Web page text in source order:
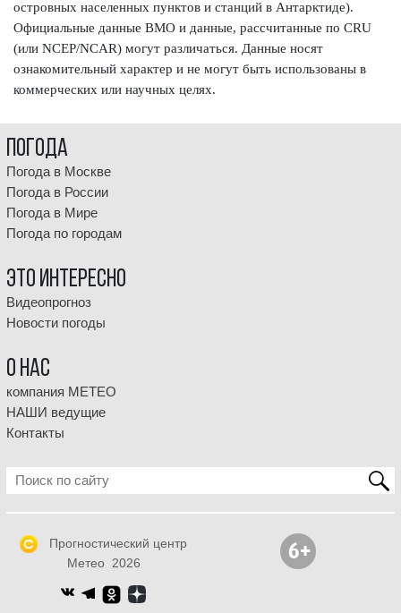
островных населенных пунктов и станций в Антарктиде).
Официальные данные ВМО и данные, рассчитанные по CRU
(или NCEP/NCAR) могут различаться. Данные носят
ознакомительный характер и не могут быть использованы в
коммерческих или научных целях.
Погода
Погода в Москве
Погода в России
Погода в Мире
Погода по городам
Это интересно
Видеопрогноз
Новости погоды
О НАС
компания МЕТЕО
НАШИ ведущие
Контакты
Прогностический центр
Метео 2026